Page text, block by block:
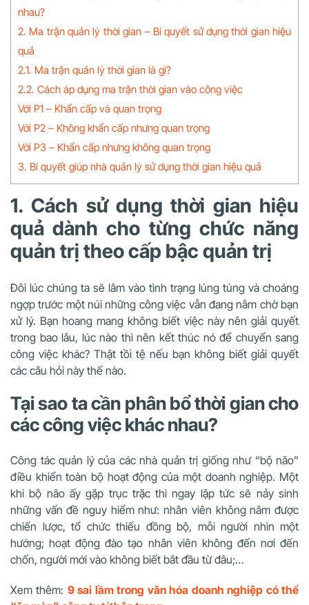
nhau?
2. Ma trận quản lý thời gian – Bí quyết sử dụng thời gian hiệu
quả
2.1. Ma trận quản lý thời gian là gì?
2.2. Cách áp dụng ma trận thời gian vào công việc
Với P1 – Khẩn cấp và quan trọng
Với P2 – Không khẩn cấp nhưng quan trọng
Với P3 – Khẩn cấp nhưng không quan trọng
3. Bí quyết giúp nhà quản lý sử dụng thời gian hiệu quả
1. Cách sử dụng thời gian hiệu
quả dành cho từng chức năng
quản trị theo cấp bậc quản trị
Đôi lúc chúng ta sẽ lâm vào tình trạng lúng túng và choáng
ngợp trước một núi những công việc vẫn đang nằm chờ bạn
xử lý. Bạn hoang mang không biết việc này nên giải quyết
trong bao lâu, lúc nào thì nên kết thúc nó để chuyển sang
công việc khác? Thật tồi tệ nếu bạn không biết giải quyết
các câu hỏi này thế nào.
Tại sao ta cần phân bổ thời gian cho
các công việc khác nhau?
Công tác quản lý của các nhà quản trị giống như “bộ não”
điều khiển toàn bộ hoạt động của một doanh nghiệp. Một
khi bộ não ấy gặp trục trặc thì ngay lập tức sẽ nảy sinh
những vấn đề nguy hiểm như: nhân viên không nắm được
chiến lược, tổ chức thiếu đồng bộ, mỗi người nhìn một
hướng; hoạt động đào tạo nhân viên không đến nơi đến
chốn, người mới vào không biết bắt đầu từ đâu;…
Xem thêm: 9 sai lầm trong văn hóa doanh nghiệp có thể